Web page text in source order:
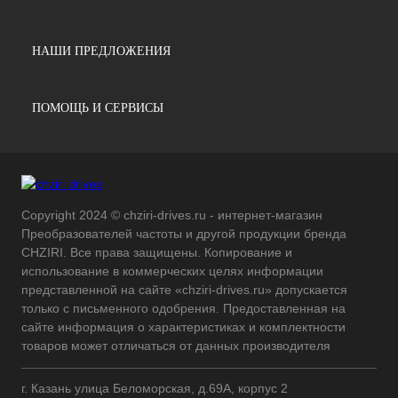
НАШИ ПРЕДЛОЖЕНИЯ
ПОМОЩЬ И СЕРВИСЫ
Copyright 2024 © chziri-drives.ru - интернет-магазин
Преобразователей частоты и другой продукции бренда
CHZIRI. Все права защищены. Копирование и
использование в коммерческих целях информации
представленной на сайте «chziri-drives.ru» допускается
только с письменного одобрения. Предоставленная на
сайте информация о характеристиках и комплектности
товаров может отличаться от данных производителя
г. Казань улица Беломорская, д.69А, корпус 2